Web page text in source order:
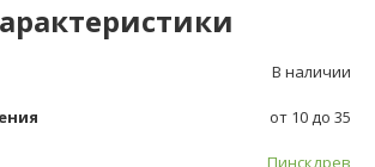
В наличии
от 10 до 35
Пинскдрев